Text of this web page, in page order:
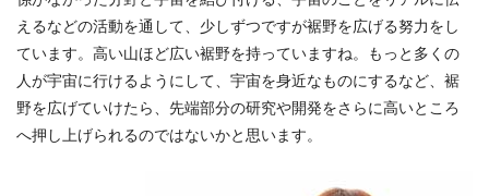
えるなどの活動を通して、少しずつですが裾野を広げる努力をし
ています。高い山ほど広い裾野を持っていますね。もっと多くの
人が宇宙に行けるようにして、宇宙を身近なものにするなど、裾
野を広げていけたら、先端部分の研究や開発をさらに高いところ
へ押し上げられるのではないかと思います。